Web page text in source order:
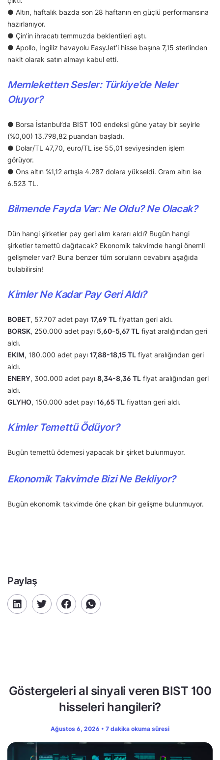
● Altın, haftalık bazda son 28 haftanın en güçlü performansına
hazırlanıyor.
● Çin’in ihracatı temmuzda beklentileri aştı.
● Apollo, İngiliz havayolu EasyJet’i hisse başına 7,15 sterlinden
nakit olarak satın almayı kabul etti.
Memleketten Sesler: Türkiye’de Neler
Oluyor?
● Borsa İstanbul’da BIST 100 endeksi güne yatay bir seyirle
(%0,00) 13.798,82 puandan başladı.
● Dolar/TL 47,70, euro/TL ise 55,01 seviyesinden işlem
görüyor.
● Ons altın %1,12 artışla 4.287 dolara yükseldi. Gram altın ise
6.523 TL.
Bilmende Fayda Var: Ne Oldu? Ne Olacak?
Dün hangi şirketler pay geri alım kararı aldı? Bugün hangi
şirketler temettü dağıtacak? Ekonomik takvimde hangi önemli
gelişmeler var? Buna benzer tüm soruların cevabını aşağıda
bulabilirsin!
Kimler Ne Kadar Pay Geri Aldı?
BOBET, 57.707 adet payı 17,69 TL fiyattan geri aldı.
BORSK, 250.000 adet payı 5,60-5,67 TL fiyat aralığından geri
aldı.
EKIM, 180.000 adet payı 17,88-18,15 TL fiyat aralığından geri
aldı.
ENERY, 300.000 adet payı 8,34-8,36 TL fiyat aralığından geri
aldı.
GLYHO, 150.000 adet payı 16,65 TL fiyattan geri aldı.
Kimler Temettü Ödüyor?
Bugün temettü ödemesi yapacak bir şirket bulunmuyor.
Ekonomik Takvimde Bizi Ne Bekliyor?
Bugün ekonomik takvimde öne çıkan bir gelişme bulunmuyor.
Paylaş
Göstergeleri al sinyali veren BIST 100
hisseleri hangileri?
Ağustos 6, 2026 • 7 dakika okuma süresi